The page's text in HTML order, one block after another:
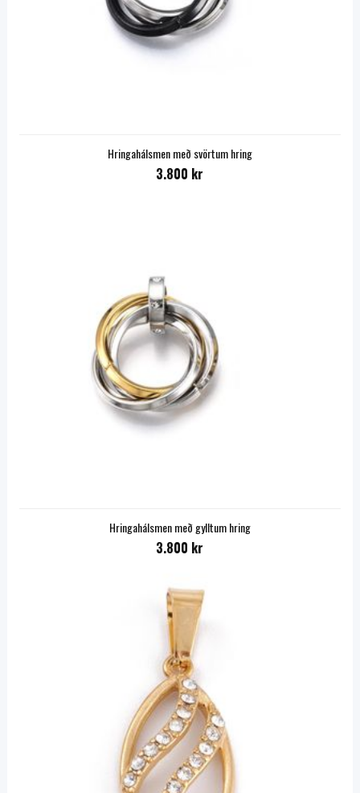
Hringahálsmen með svörtum hring
3.800 kr
Hringahálsmen með gylltum hring
3.800 kr